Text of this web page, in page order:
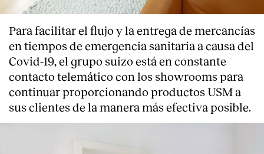
Para facilitar el flujo y la entrega de mercancías
en tiempos de emergencia sanitaria a causa del
Covid-19, el grupo suizo está en constante
contacto telemático con los showrooms para
continuar proporcionando productos USM a
sus clientes de la manera más efectiva posible.